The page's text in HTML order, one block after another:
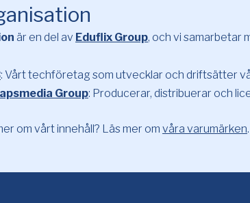
är en del av Eduflix Group, och vi samarbetar
: Vårt techföretag som utvecklar och driftsätter
Group: Producerar, distribuerar och
om vårt innehåll? Läs mer om våra varumärken.